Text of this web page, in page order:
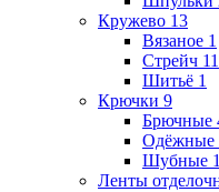
Кружево 13
Вязаное 1
Стрейч 11
Шитьё 1
Крючки 9
Брючные
Одёжные
Шубные 1
Ленты